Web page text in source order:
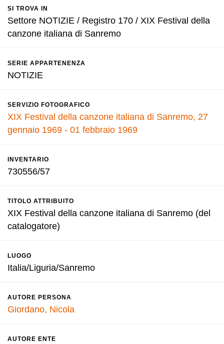
SI TROVA IN
Settore NOTIZIE / Registro 170 / XIX Festival della
canzone italiana di Sanremo
SERIE APPARTENENZA
NOTIZIE
SERVIZIO FOTOGRAFICO
XIX Festival della canzone italiana di Sanremo, 27
gennaio 1969 - 01 febbraio 1969
INVENTARIO
730556/57
TITOLO ATTRIBUITO
XIX Festival della canzone italiana di Sanremo (del
catalogatore)
LUOGO
Italia/Liguria/Sanremo
AUTORE PERSONA
Giordano, Nicola
AUTORE ENTE